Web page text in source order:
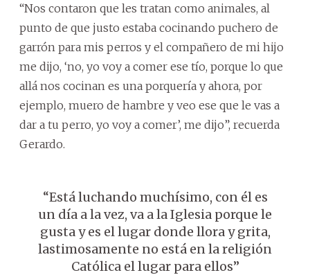
“Nos contaron que les tratan como animales, al
punto de que justo estaba cocinando puchero de
garrón para mis perros y el compañero de mi hijo
me dijo, ‘no, yo voy a comer ese tío, porque lo que
allá nos cocinan es una porquería y ahora, por
ejemplo, muero de hambre y veo ese que le vas a
dar a tu perro, yo voy a comer’, me dijo”, recuerda
Gerardo.
“Está luchando muchísimo, con él es
un día a la vez, va a la Iglesia porque le
gusta y es el lugar donde llora y grita,
lastimosamente no está en la religión
Católica el lugar para ellos”